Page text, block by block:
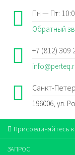
Пн — Пт:
Обратный
+7 (812) 309
Санкт-
196006, ул.
Присоединяйтесь
ЗАПРОС